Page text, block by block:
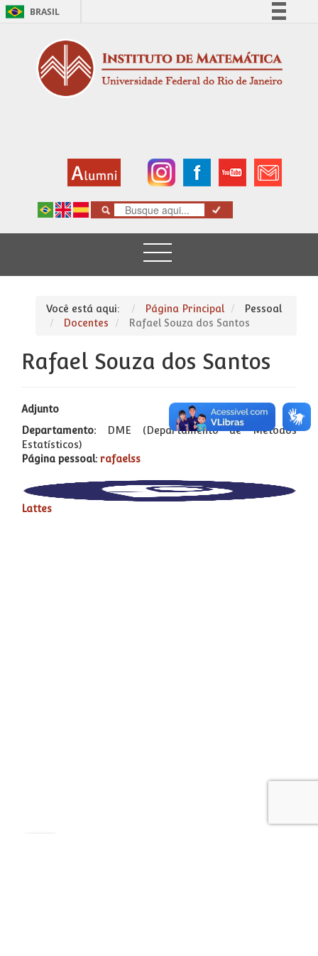
BRASIL
Comunica BR
Participe
Você está aqui: Página Principal
Pessoal
Docentes
Rafael Souza dos Santos
Rafael Souza dos Santos
Adjunto
Departamento: DME (Departamento de Métodos
Estatísticos)
Página pessoal: rafaelss
Lattes